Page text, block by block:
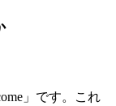
」です。これ